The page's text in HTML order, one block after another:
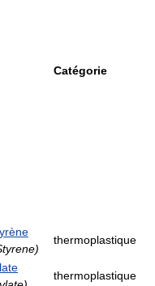
Catégorie
thermoplastique
thermoplastique